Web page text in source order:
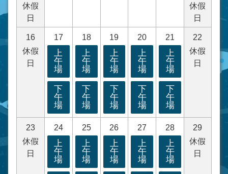
休假
日
休假
日
16
休假
日
17
上
午
場
下
午
場
18
上
午
場
下
午
場
19
上
午
場
下
午
場
20
上
午
場
下
午
場
21
上
午
場
下
午
場
22
休假
日
23
休假
日
24
上
午
場
25
上
午
場
26
上
午
場
27
上
午
場
28
上
午
場
29
休假
日